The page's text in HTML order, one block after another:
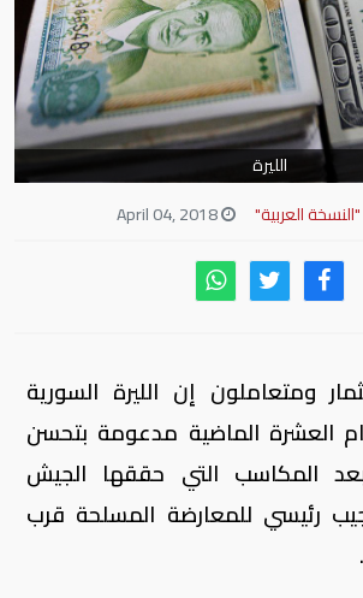
الليرة
العربية"
ومتعاملون إن الليرة السورية
العشرة الماضية مدعومة بتحسن
المكاسب التي حققها الجيش
رئيسي للمعارضة المسلحة قرب